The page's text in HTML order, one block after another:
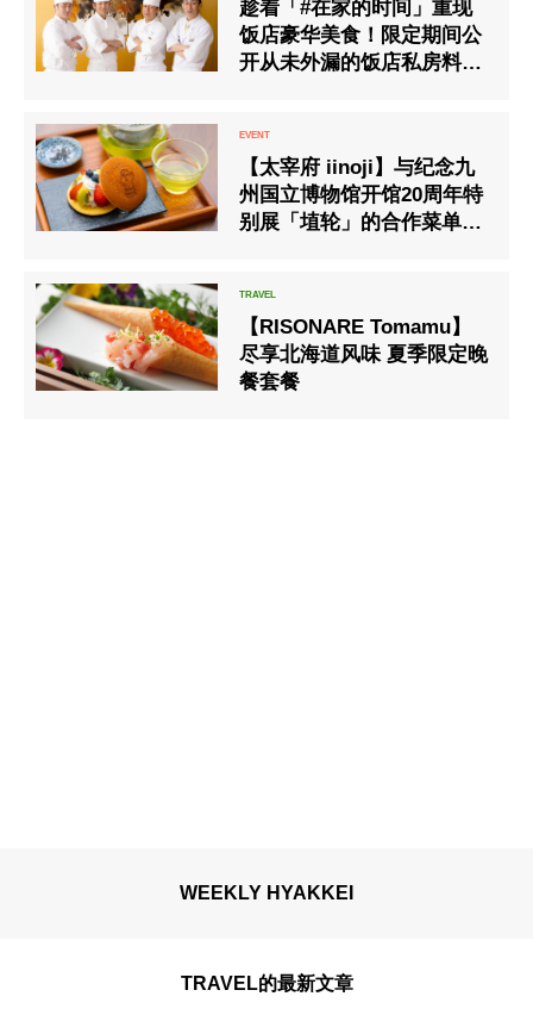
趁着「#在家的时间」重现
饭店豪华美食！限定期间公
开从未外漏的饭店私房料理
【太宰府 iinoji】与纪念九
州国立博物馆开馆20周年特
别展「埴轮」的合作菜单将
【RISONARE Tomamu】
尽享北海道风味 夏季限定晚
餐套餐
WEEKLY HYAKKEI
TRAVEL的最新文章